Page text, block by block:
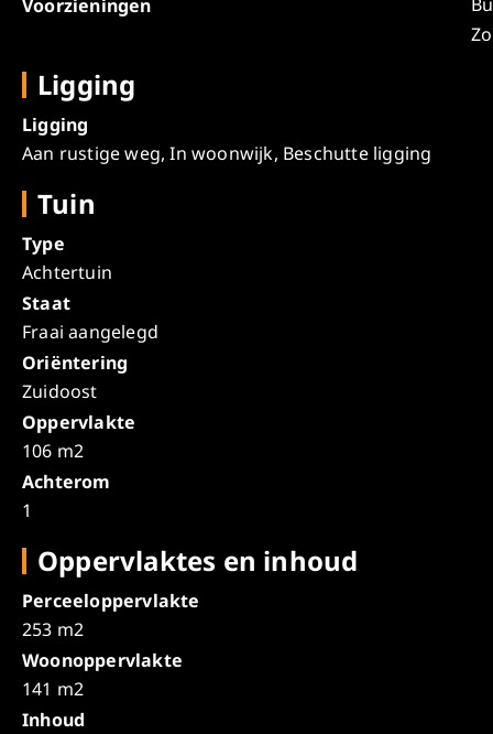
Voorzieningen
Ligging
Ligging
Aan rustige weg, In woonwijk, Beschutte ligging
Tuin
Type
Achtertuin
Staat
Fraai aangelegd
Oriëntering
Zuidoost
Oppervlakte
106 m2
Achterom
1
Oppervlaktes en inhoud
Perceeloppervlakte
253 m2
Woonoppervlakte
141 m2
Inhoud